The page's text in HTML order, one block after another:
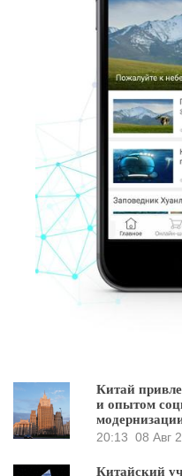
Китай
и опытом
20:13 08 Авг
Китайский